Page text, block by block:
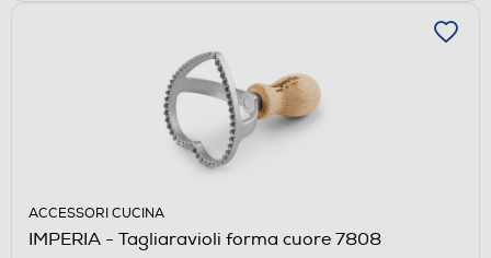
ACCESSORI CUCINA
IMPERIA - Tagliaravioli forma cuore 7808